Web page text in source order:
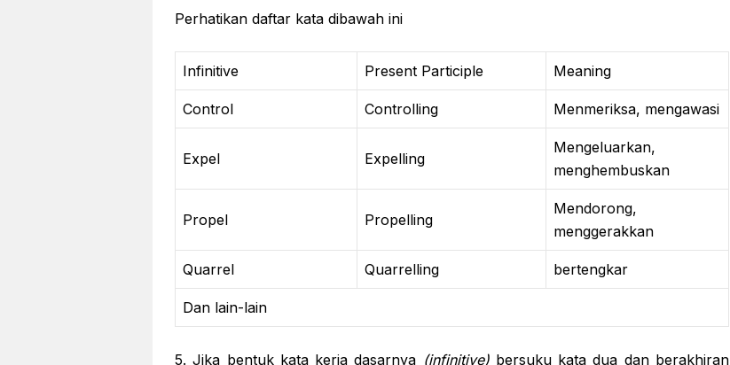
Perhatikan daftar kata dibawah ini
Infinitive Present Participle Meaning
Control Controlling Menmeriksa, mengawasi
Expel Expelling
Mengeluarkan,
menghembuskan
Propel Propelling
Mendorong,
menggerakkan
Quarrel Quarrelling bertengkar
Dan lain-lain
5. Jika bentuk kata kerja dasarnya (infinitive)bersuku kata dua dan berakhiran